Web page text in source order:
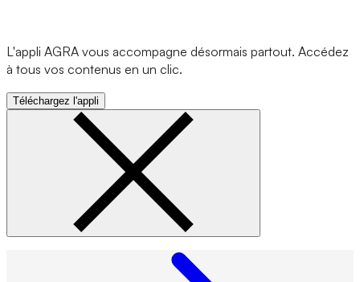
L'appli AGRA vous accompagne désormais partout. Accédez
à tous vos contenus en un clic.
Téléchargez l'appli